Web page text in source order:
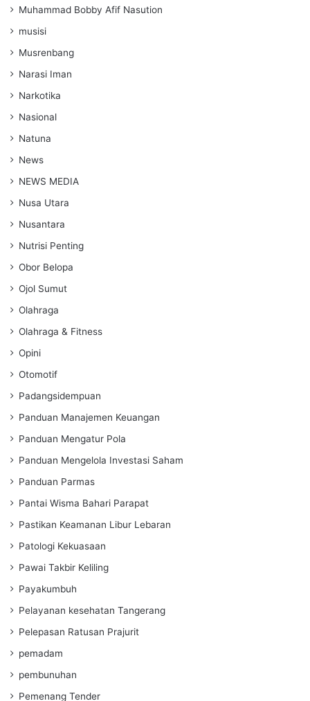
Muhammad Bobby Afif Nasution
musisi
Musrenbang
Narasi Iman
Narkotika
Nasional
Natuna
News
NEWS MEDIA
Nusa Utara
Nusantara
Nutrisi Penting
Obor Belopa
Ojol Sumut
Olahraga
Olahraga & Fitness
Opini
Otomotif
Padangsidempuan
Panduan Manajemen Keuangan
Panduan Mengatur Pola
Panduan Mengelola Investasi Saham
Panduan Parmas
Pantai Wisma Bahari Parapat
Pastikan Keamanan Libur Lebaran
Patologi Kekuasaan
Pawai Takbir Keliling
Payakumbuh
Pelayanan kesehatan Tangerang
Pelepasan Ratusan Prajurit
pemadam
pembunuhan
Pemenang Tender